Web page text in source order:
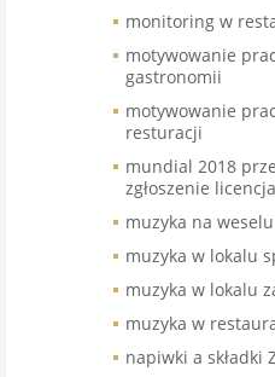
monitoring w
motywowanie
gastronomii
motywowanie
resturacji
mundial 2018
zgłoszenie
muzyka na weselu
muzyka w lokalu
muzyka w lokalu
muzyka w
napiwki a składki